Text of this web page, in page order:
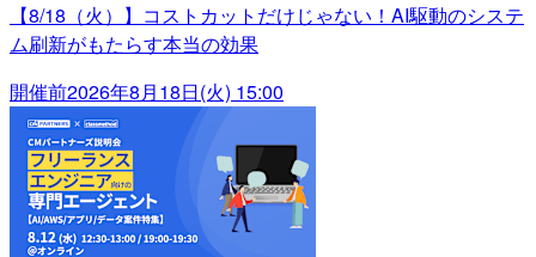
【8/18（火）】コストカットだけじゃない！AI駆動のシステ
ム刷新がもたらす本当の効果
開催前2026年8月18日(火) 15:00